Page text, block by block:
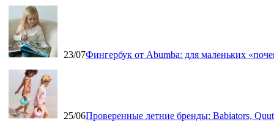
23/07Фингербук от Abumba: для маленьких
25/06Проверенные летние бренды: Babiators,